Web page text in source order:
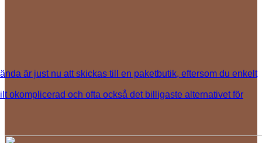
är just nu att skickas till en paketbutik, eftersom du enkelt
okomplicerad och ofta också det billigaste alternativet för